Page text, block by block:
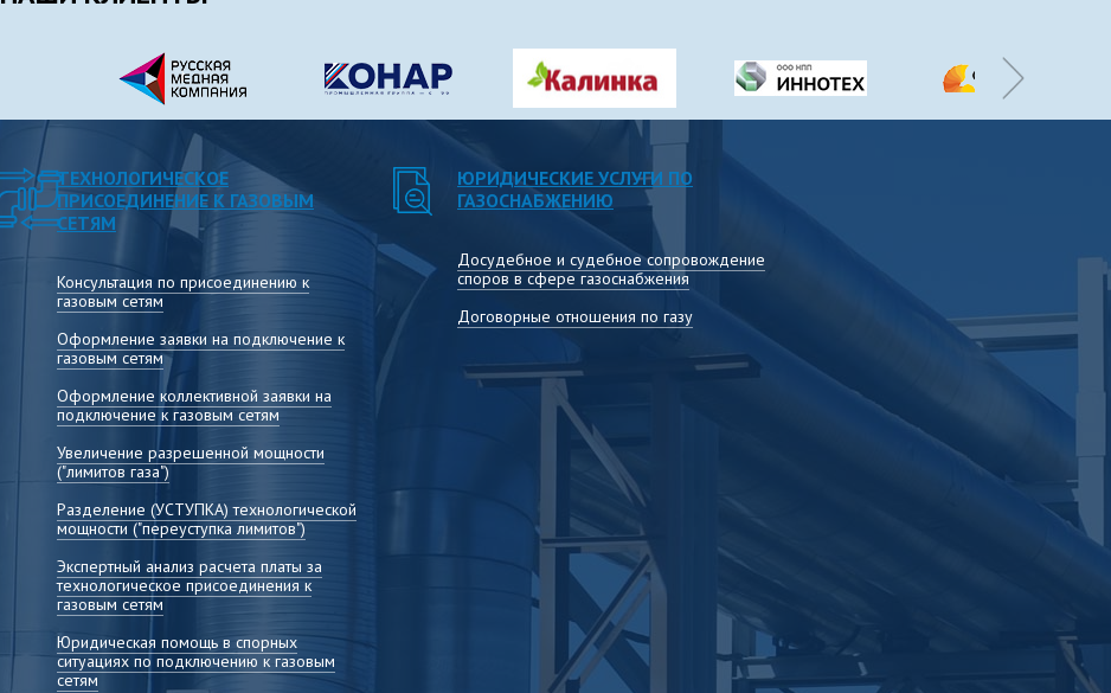
информации, сдачи отчётных форм и другим
вопросам деятельности теплоснабжающих
организаций
ТЕХНОЛОГИЧЕСКОЕ
ПРИСОЕДИНЕНИЕ К ГАЗОВЫМ
СЕТЯМ
Консультация по присоединению к
газовым сетям
Оформление заявки на подключение к
газовым сетям
Оформление коллективной заявки на
подключение к газовым сетям
Увеличение разрешенной мощности
("лимитов газа")
Разделение (УСТУПКА) технологической
мощности ("переуступка лимитов")
Экспертный анализ расчета платы за
технологическое присоединения к
газовым сетям
Юридическая помощь в спорных
ситуациях по подключению к газовым
сетям
ЮРИДИЧЕСКИЕ УСЛУГИ ПО
ГАЗОСНАБЖЕНИЮ
Досудебное и судебное сопровождение
споров в сфере газоснабжения
Договорные отношения по газу